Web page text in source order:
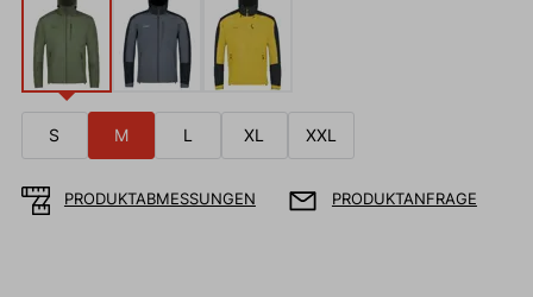
S M L XL XXL
PRODUKTABMESSUNGEN PRODUKTANFRAGE